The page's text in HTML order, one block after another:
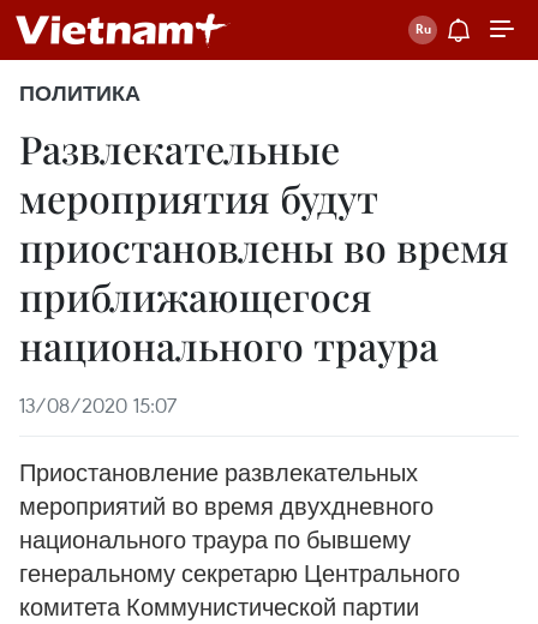
ПОЛИТИКА
Развлекательные
мероприятия будут
приостановлены во время
приближающегося
национального траура
13/08/2020 15:07
Приостановление развлекательных
мероприятий во время двухдневного
национального траура по бывшему
генеральному секретарю Центрального
комитета Коммунистической партии